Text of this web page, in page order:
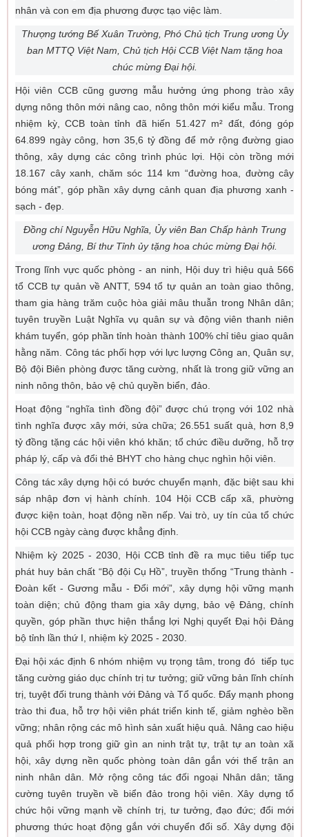
nhân và con em địa phương được tạo việc làm.
Thượng tướng Bế Xuân Trường, Phó Chủ tịch Trung ương Ủy
ban MTTQ Việt Nam, Chủ tịch Hội CCB Việt Nam tặng hoa
chúc mừng Đại hội.
Hội viên CCB cũng gương mẫu hưởng ứng phong trào xây
dựng nông thôn mới nâng cao, nông thôn mới kiểu mẫu. Trong
nhiệm kỳ, CCB toàn tỉnh đã hiến 51.427 m² đất, đóng góp
64.899 ngày công, hơn 35,6 tỷ đồng để mở rộng đường giao
thông, xây dựng các công trình phúc lợi. Hội còn trồng mới
18.167 cây xanh, chăm sóc 114 km “đường hoa, đường cây
bóng mát”, góp phần xây dựng cảnh quan địa phương xanh -
sạch - đẹp.
Đồng chí Nguyễn Hữu Nghĩa, Ủy viên Ban Chấp hành Trung
ương Đảng, Bí thư Tỉnh ủy tặng hoa chúc mừng Đại hội.
Trong lĩnh vực quốc phòng - an ninh, Hội duy trì hiệu quả 566
tổ CCB tự quản về ANTT, 594 tổ tự quản an toàn giao thông,
tham gia hàng trăm cuộc hòa giải mâu thuẫn trong Nhân dân;
tuyên truyền Luật Nghĩa vụ quân sự và động viên thanh niên
khám tuyển, góp phần tỉnh hoàn thành 100% chỉ tiêu giao quân
hằng năm. Công tác phối hợp với lực lượng Công an, Quân sự,
Bộ đội Biên phòng được tăng cường, nhất là trong giữ vững an
ninh nông thôn, bảo vệ chủ quyền biển, đảo.
Hoạt động “nghĩa tình đồng đội” được chú trọng với 102 nhà
tình nghĩa được xây mới, sửa chữa; 26.551 suất quà, hơn 8,9
tỷ đồng tặng các hội viên khó khăn; tổ chức điều dưỡng, hỗ trợ
pháp lý, cấp và đổi thẻ BHYT cho hàng chục nghìn hội viên.
Công tác xây dựng hội có bước chuyển mạnh, đặc biệt sau khi
sáp nhập đơn vị hành chính. 104 Hội CCB cấp xã, phường
được kiện toàn, hoạt động nền nếp. Vai trò, uy tín của tổ chức
hội CCB ngày càng được khẳng định.
Nhiệm kỳ 2025 - 2030, Hội CCB tỉnh đề ra mục tiêu tiếp tục
phát huy bản chất “Bộ đội Cụ Hồ”, truyền thống “Trung thành -
Đoàn kết - Gương mẫu - Đổi mới”, xây dựng hội vững mạnh
toàn diện; chủ động tham gia xây dựng, bảo vệ Đảng, chính
quyền, góp phần thực hiện thắng lợi Nghị quyết Đại hội Đảng
bộ tỉnh lần thứ I, nhiệm kỳ 2025 - 2030.
Đại hội xác định 6 nhóm nhiệm vụ trọng tâm, trong đó tiếp tục
tăng cường giáo dục chính trị tư tưởng; giữ vững bản lĩnh chính
trị, tuyệt đối trung thành với Đảng và Tổ quốc. Đẩy mạnh phong
trào thi đua, hỗ trợ hội viên phát triển kinh tế, giảm nghèo bền
vững; nhân rộng các mô hình sản xuất hiệu quả. Nâng cao hiệu
quả phối hợp trong giữ gìn an ninh trật tự, trật tự an toàn xã
hội, xây dựng nền quốc phòng toàn dân gắn với thế trận an
ninh nhân dân. Mở rộng công tác đối ngoại Nhân dân; tăng
cường tuyên truyền về biển đảo trong hội viên. Xây dựng tổ
chức hội vững mạnh về chính trị, tư tưởng, đạo đức; đổi mới
phương thức hoạt động gắn với chuyển đổi số. Xây dựng đội